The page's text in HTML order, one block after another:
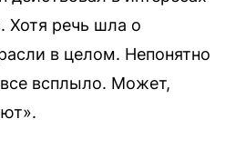
Хотя речь шла о
в целом. Непонятно
всплыло. Может,